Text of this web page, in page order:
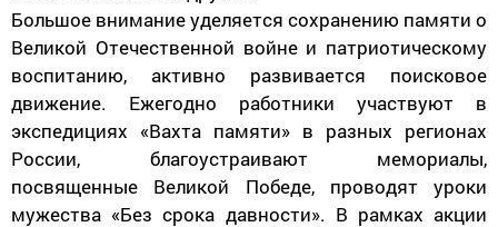
Большое внимание уделяется сохранению памяти о
Великой Отечественной войне и патриотическому
воспитанию, активно развивается поисковое
движение. Ежегодно работники участвуют в
экспедициях «Вахта памяти» в разных регионах
России, благоустраивают мемориалы,
посвященные Великой Победе, проводят уроки
мужества «Без срока давности». В рамках акции